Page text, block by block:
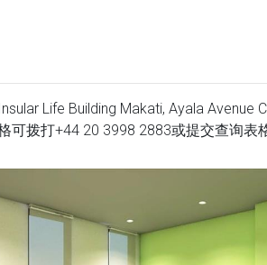
Life Building Makati, Ayala Avenue
可拨打+44 20 3998 2883或提交查询表